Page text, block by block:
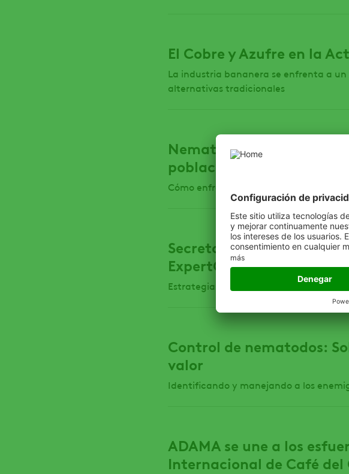
El Cobre y Azufre en la
La industria bananera se enfrenta a
alternativas tradicionales
Nematodos: cómo
poblaciones con
Cómo enfrentar uno de los problemas
Secretos de la
ExpertGrow
Estrategias clave para optimizar el
Control de nematodos:
valor
Identificando y manejando a los
ADAMA se une a los
Internacional de Café del